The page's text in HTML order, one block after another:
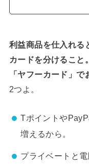
利益商品を仕入れる
カードを分けること
「ヤフーカード」で
2つよ。
Tポイントや
増えるから。
プライベートと